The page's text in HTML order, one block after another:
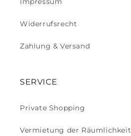
Widerrufsrecht
Zahlung & Versand
SERVICE
Private Shopping
Vermietung der Räumlichkeit